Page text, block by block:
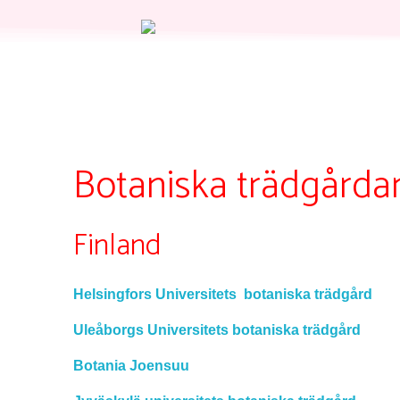
Botaniska
Finland
Helsingfors Universitets botaniska trädgård
Uleåborgs Universitets botaniska trädgård
Botania Joensuu